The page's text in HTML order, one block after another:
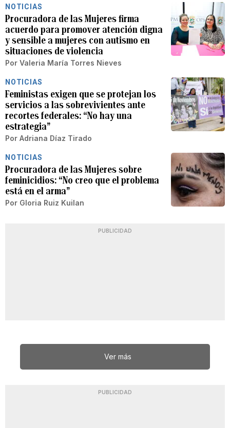
NOTICIAS
Procuradora de las Mujeres firma
acuerdo para promover atención digna
y sensible a mujeres con autismo en
situaciones de violencia
Por Valeria María Torres Nieves
NOTICIAS
Feministas exigen que se protejan los
servicios a las sobrevivientes ante
recortes federales: “No hay una
estrategia”
Por Adriana Díaz Tirado
NOTICIAS
Procuradora de las Mujeres sobre
feminicidios: “No creo que el problema
está en el arma”
Por Gloria Ruiz Kuilan
PUBLICIDAD
Ver más
PUBLICIDAD